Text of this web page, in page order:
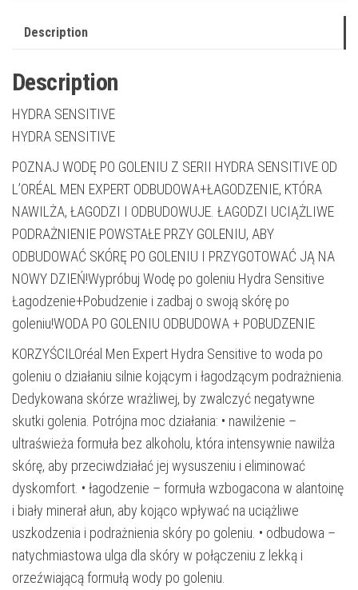
Description
Description
HYDRA SENSITIVE
HYDRA SENSITIVE
POZNAJ WODĘ PO GOLENIU Z SERII HYDRA SENSITIVE OD
L’ORÉAL MEN EXPERT ODBUDOWA+ŁAGODZENIE, KTÓRA
NAWILŻA, ŁAGODZI I ODBUDOWUJE. ŁAGODZI UCIĄŻLIWE
PODRAŻNIENIE POWSTAŁE PRZY GOLENIU, ABY
ODBUDOWAĆ SKÓRĘ PO GOLENIU I PRZYGOTOWAĆ JĄ NA
NOWY DZIEŃ!Wypróbuj Wodę po goleniu Hydra Sensitive
Łagodzenie+Pobudzenie i zadbaj o swoją skórę po
goleniu!WODA PO GOLENIU ODBUDOWA + POBUDZENIE
KORZYŚCILOréal Men Expert Hydra Sensitive to woda po
goleniu o działaniu silnie kojącym i łagodzącym podrażnienia.
Dedykowana skórze wrażliwej, by zwalczyć negatywne
skutki golenia. Potrójna moc działania: • nawilżenie –
ultraświeża formuła bez alkoholu, która intensywnie nawilża
skórę, aby przeciwdziałać jej wysuszeniu i eliminować
dyskomfort. • łagodzenie – formuła wzbogacona w alantoinę
i biały minerał ałun, aby kojąco wpływać na uciążliwe
uszkodzenia i podrażnienia skóry po goleniu. • odbudowa –
natychmiastowa ulga dla skóry w połączeniu z lekką i
orzeźwiającą formułą wody po goleniu.